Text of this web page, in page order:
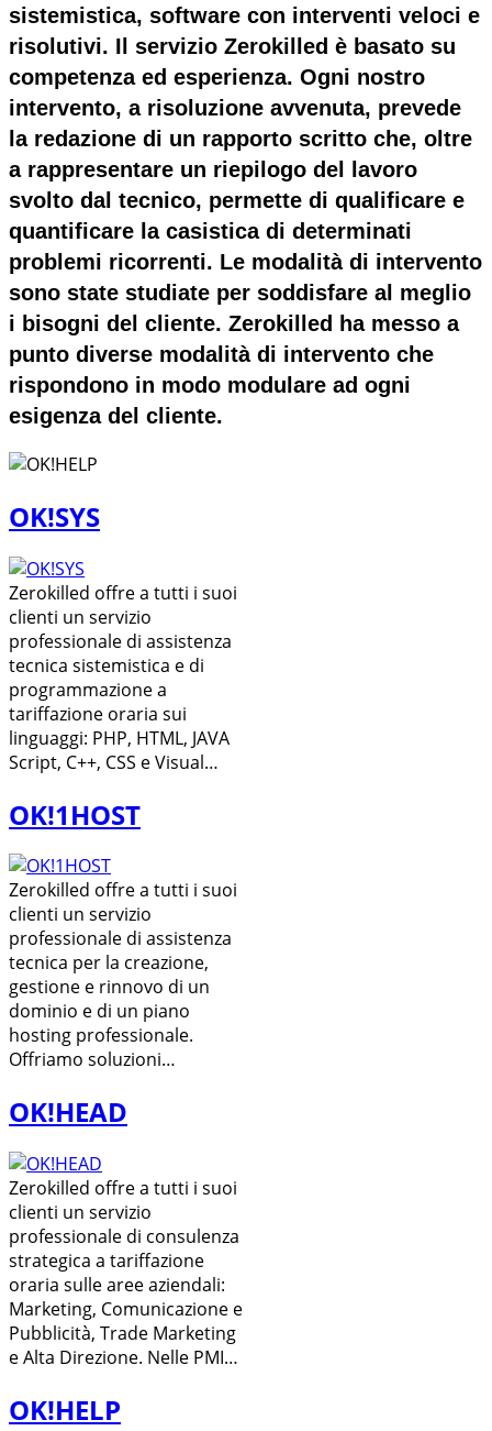
sistemistica, software con interventi veloci e
risolutivi. Il servizio Zerokilled è basato su
competenza ed esperienza. Ogni nostro
intervento, a risoluzione avvenuta, prevede
la redazione di un rapporto scritto che, oltre
a rappresentare un riepilogo del lavoro
svolto dal tecnico, permette di qualificare e
quantificare la casistica di determinati
problemi ricorrenti. Le modalità di intervento
sono state studiate per soddisfare al meglio
i bisogni del cliente. Zerokilled ha messo a
punto diverse modalità di intervento che
rispondono in modo modulare ad ogni
esigenza del cliente.
OK!SYS
Zerokilled offre a tutti i suoi
clienti un servizio
professionale di assistenza
tecnica sistemistica e di
programmazione a
tariffazione oraria sui
linguaggi: PHP, HTML, JAVA
Script, C++, CSS e Visual…
OK!1HOST
Zerokilled offre a tutti i suoi
clienti un servizio
professionale di assistenza
tecnica per la creazione,
gestione e rinnovo di un
dominio e di un piano
hosting professionale.
Offriamo soluzioni…
OK!HEAD
Zerokilled offre a tutti i suoi
clienti un servizio
professionale di consulenza
strategica a tariffazione
oraria sulle aree aziendali:
Marketing, Comunicazione e
Pubblicità, Trade Marketing
e Alta Direzione. Nelle PMI…
OK!HELP